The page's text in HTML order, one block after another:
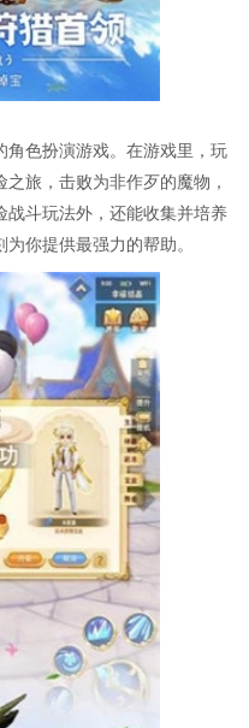
角色扮演游戏。在游戏里，玩
旅，击败为非作歹的魔物，
战斗玩法外，还能收集并培养
你提供最强力的帮助。